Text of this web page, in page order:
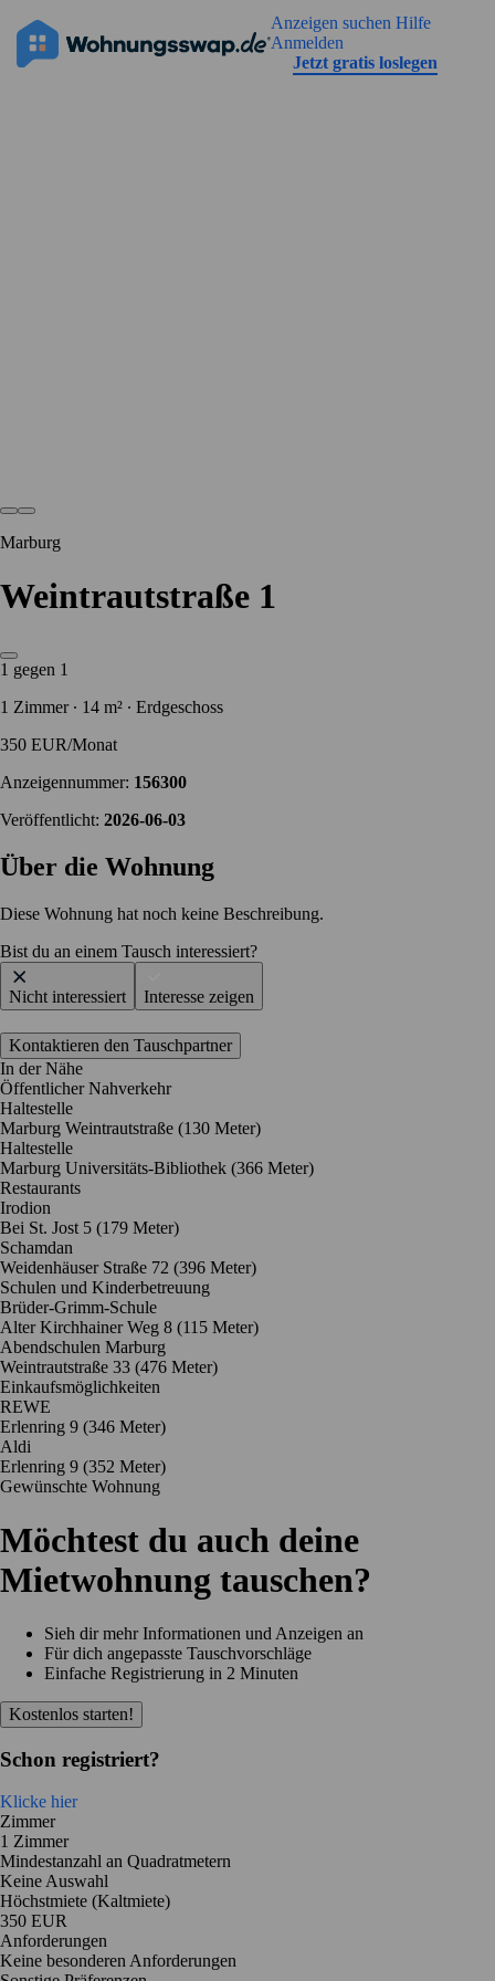
Anzeigen suchen Hilfe
Anmelden
Jetzt gratis loslegen
Die Anzeige hat noch keine Bilder
Straßenansicht
Marburg
Weintrautstraße 1
1 gegen 1
1 Zimmer ∙ 14 m² ∙ Erdgeschoss
350 EUR/Monat
Anzeigennummer: 156300
Veröffentlicht: 2026-06-03
Über die Wohnung
Diese Wohnung hat noch keine Beschreibung.
Bist du an einem Tausch interessiert?
Nicht interessiert Interesse zeigen
Kontaktieren den Tauschpartner
In der Nähe
Öffentlicher Nahverkehr
Haltestelle
Marburg Weintrautstraße (130 Meter)
Haltestelle
Marburg Universitäts-Bibliothek (366 Meter)
Restaurants
Irodion
Bei St. Jost 5 (179 Meter)
Schamdan
Weidenhäuser Straße 72 (396 Meter)
Schulen und Kinderbetreuung
Brüder-Grimm-Schule
Alter Kirchhainer Weg 8 (115 Meter)
Abendschulen Marburg
Weintrautstraße 33 (476 Meter)
Einkaufsmöglichkeiten
REWE
Erlenring 9 (346 Meter)
Aldi
Erlenring 9 (352 Meter)
Gewünschte Wohnung
Möchtest du auch deine
Mietwohnung tauschen?
Sieh dir mehr Informationen und Anzeigen an
Für dich angepasste Tauschvorschläge
Einfache Registrierung in 2 Minuten
Kostenlos starten!
Schon registriert?
Klicke hier
Zimmer
1 Zimmer
Mindestanzahl an Quadratmetern
Keine Auswahl
Höchstmiete (Kaltmiete)
350 EUR
Anforderungen
Keine besonderen Anforderungen